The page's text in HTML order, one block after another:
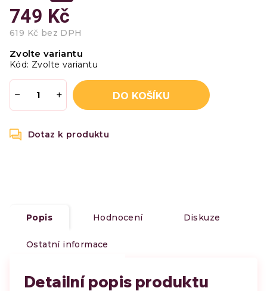
749 Kč
619 Kč bez DPH
cena:
Zvolte variantu
Kód: Zvolte variantu
+
− DO KOŠÍKU
Popis Hodnocení Diskuze
Ostatní informace
Detailní popis produktu